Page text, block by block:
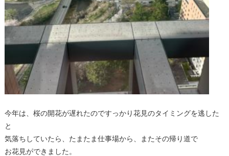
今年は、桜の開花が遅れたのですっかり花見のタイミングを逃した
と
気落ちしていたら、たまたま仕事場から、またその帰り道で
お花見ができました。